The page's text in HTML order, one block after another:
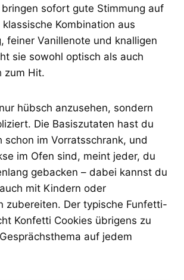
sofort gute Stimmung auf
Kombination aus
feiner Vanillenote und knalligen
sie sowohl optisch als auch
zum Hit.
hübsch anzusehen, sondern
Die Basiszutaten hast du
schon im Vorratsschrank, und
im Ofen sind, meint jeder, du
gebacken – dabei kannst du
mit Kindern oder
zubereiten. Der typische Funfetti-
Konfetti Cookies übrigens zu
auf jedem